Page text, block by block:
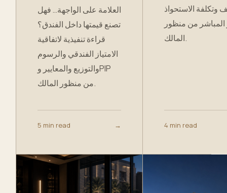
العلامة على الواجهة… فهل
تصنع قيمتها داخل الفندق؟
قراءة تنفيذية لاتفاقية
الامتياز الفندقي والرسوم
والتوزيع والمعايير وPIP
من منظور المالك.
5 min read →
وتكلفة الاستحواذ
من منظور
المالك.
4 min read